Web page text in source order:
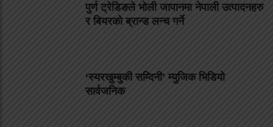
पुर्ण ट्रेडिङले भोली जापानमा नेपाली उत्पादनहरु
र बियरको ब्रान्ड लन्च गर्ने
‘स्यरखुम्बुकी सम्दिनी’ म्युजिक भिडियो
सार्वजनिक